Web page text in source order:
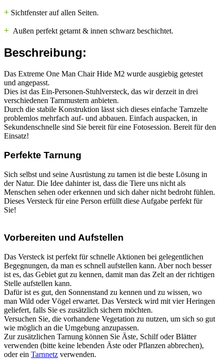
+ Sichtfenster auf allen Seiten.
+ Außen perfekt getarnt & innen schwarz beschichtet.
Beschreibung:
Das Extreme One Man Chair Hide M2 wurde ausgiebig getestet
und angepasst.
Dies ist das Ein-Personen-Stuhlversteck, das wir derzeit in drei
verschiedenen Tarnmustern anbieten.
Durch die stabile Konstruktion lässt sich dieses einfache Tarnzelte
problemlos mehrfach auf- und abbauen. Einfach auspacken, in
Sekundenschnelle sind Sie bereit für eine Fotosession. Bereit für den
Einsatz!
Perfekte Tarnung
Sich selbst und seine Ausrüstung zu tarnen ist die beste Lösung in
der Natur. Die Idee dahinter ist, dass die Tiere uns nicht als
Menschen sehen oder erkennen und sich daher nicht bedroht fühlen.
Dieses Versteck für eine Person erfüllt diese Aufgabe perfekt für
Sie!
Vorbereiten und Aufstellen
Das Versteck ist perfekt für schnelle Aktionen bei gelegentlichen
Begegnungen, da man es schnell aufstellen kann. Aber noch besser
ist es, das Gebiet gut zu kennen, damit man das Zelt an der richtigen
Stelle aufstellen kann.
Dafür ist es gut, den Sonnenstand zu kennen und zu wissen, wo
man Wild oder Vögel erwartet. Das Versteck wird mit vier Heringen
geliefert, falls Sie es zusätzlich sichern möchten.
Versuchen Sie, die vorhandene Vegetation zu nutzen, um sich so gut
wie möglich an die Umgebung anzupassen.
Zur zusätzlichen Tarnung können Sie Äste, Schilf oder Blätter
verwenden (bitte keine lebenden Äste oder Pflanzen abbrechen),
oder ein Tarnnetz verwenden.